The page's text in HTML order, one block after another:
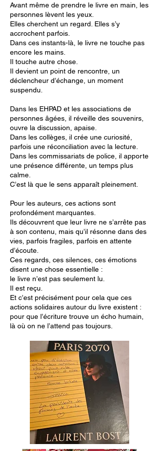
Avant même de prendre le livre en main, les
personnes lèvent les yeux.
Elles cherchent un regard. Elles s’y
accrochent parfois.
Dans ces instants-là, le livre ne touche pas
encore les mains.
Il touche autre chose.
Il devient un point de rencontre, un
déclencheur d’échange, un moment
suspendu.
Dans les EHPAD et les associations de
personnes âgées, il réveille des souvenirs,
ouvre la discussion, apaise.
Dans les collèges, il crée une curiosité,
parfois une réconciliation avec la lecture.
Dans les commissariats de police, il apporte
une présence différente, un temps plus
calme.
C’est là que le sens apparaît pleinement.
Pour les auteurs, ces actions sont
profondément marquantes.
Ils découvrent que leur livre ne s’arrête pas
à son contenu, mais qu’il résonne dans des
vies, parfois fragiles, parfois en attente
d’écoute.
Ces regards, ces silences, ces émotions
disent une chose essentielle :
le livre n’est pas seulement lu.
Il est reçu.
Et c’est précisément pour cela que ces
actions solidaires autour du livre existent :
pour que l’écriture trouve un écho humain,
là où on ne l’attend pas toujours.